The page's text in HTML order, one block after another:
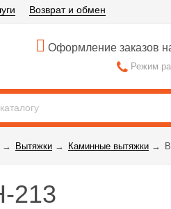
Возврат и обмен
Оформление заказов
Режим
→ Вытяжки → Каминные вытяжки →
213